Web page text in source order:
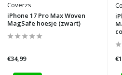
Coverzs
iPhone 17 Pro Max Woven
MagSafe hoesje (zwart)
€34,99